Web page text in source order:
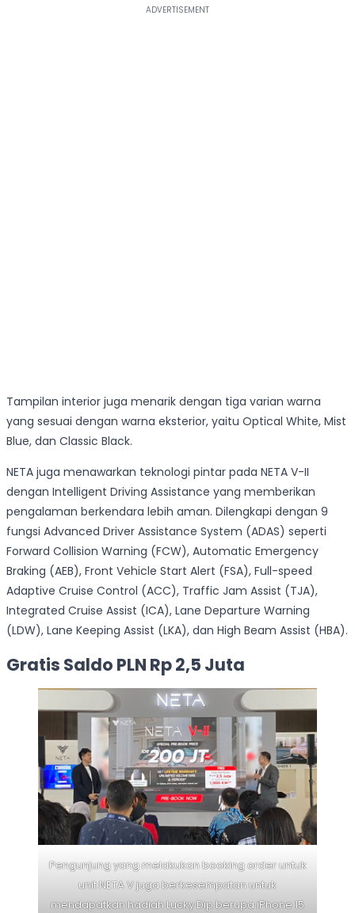
Tampilan interior juga menarik dengan tiga varian warna
yang sesuai dengan warna eksterior, yaitu Optical White, Mist
Blue, dan Classic Black.
NETA juga menawarkan teknologi pintar pada NETA V-II
dengan Intelligent Driving Assistance yang memberikan
pengalaman berkendara lebih aman. Dilengkapi dengan 9
fungsi Advanced Driver Assistance System (ADAS) seperti
Forward Collision Warning (FCW), Automatic Emergency
Braking (AEB), Front Vehicle Start Alert (FSA), Full-speed
Adaptive Cruise Control (ACC), Traffic Jam Assist (TJA),
Integrated Cruise Assist (ICA), Lane Departure Warning
(LDW), Lane Keeping Assist (LKA), dan High Beam Assist (HBA).
Gratis Saldo PLN Rp 2,5 Juta
Pengunjung yang melakukan booking order untuk
unit NETA V juga berkesempatan untuk
mendapatkan hadiah Lucky Dip berupa iPhone 15